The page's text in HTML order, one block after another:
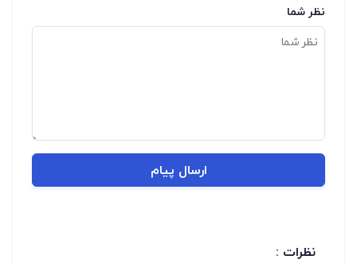
نظر شما
ارسال پیام
نظرات :